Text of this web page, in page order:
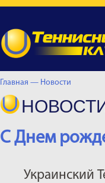
Главная — Новости
C Днем
Украинский